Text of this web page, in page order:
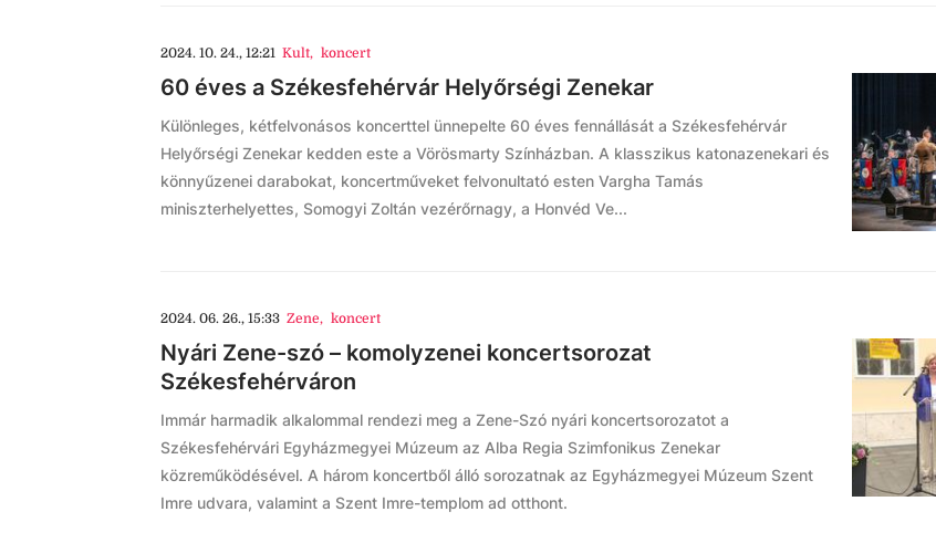
2024. 10. 24., 12:21 Kult, koncert
60 éves a Székesfehérvár Helyőrségi Zenekar
Különleges, kétfelvonásos koncerttel ünnepelte 60 éves fennállását a Székesfehérvár
Helyőrségi Zenekar kedden este a Vörösmarty Színházban. A klasszikus katonazenekari és
könnyűzenei darabokat, koncertműveket felvonultató esten Vargha Tamás
miniszterhelyettes, Somogyi Zoltán vezérőrnagy, a Honvéd Ve...
2024. 06. 26., 15:33 Zene, koncert
Nyári Zene-szó – komolyzenei koncertsorozat
Székesfehérváron
Immár harmadik alkalommal rendezi meg a Zene-Szó nyári koncertsorozatot a
Székesfehérvári Egyházmegyei Múzeum az Alba Regia Szimfonikus Zenekar
közreműködésével. A három koncertből álló sorozatnak az Egyházmegyei Múzeum Szent
Imre udvara, valamint a Szent Imre-templom ad otthont.